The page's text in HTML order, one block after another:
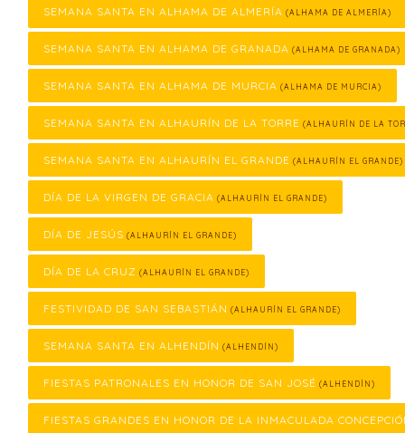
SEMANA SANTA EN ALHAMA DE ALMERÍA (ALHAMA DE ALMERÍA)
SEMANA SANTA EN ALHAMA DE GRANADA (ALHAMA DE GRANADA)
SEMANA SANTA EN ALHAMA DE MURCIA (ALHAMA DE MURCIA)
SEMANA SANTA EN ALHAURÍN DE LA TORRE (ALHAURÍN DE LA
SEMANA SANTA EN ALHAURÍN EL GRANDE (ALHAURÍN EL GRANDE)
DÍA DE LA VIRGEN DE GRACIA (ALHAURÍN EL GRANDE)
DÍA DE JESÚS (ALHAURÍN EL GRANDE)
DÍA DE LA CRUZ (ALHAURÍN EL GRANDE)
FESTIVIDAD DE SAN SEBASTIÁN (ALHAURÍN EL GRANDE)
SEMANA SANTA EN ALHENDÍN (ALHENDÍN)
FIESTAS PATRONALES EN HONOR DE SAN JOSÉ (ALHENDÍN)
FIESTAS GRANDES EN HONOR DE LA INMACULADA